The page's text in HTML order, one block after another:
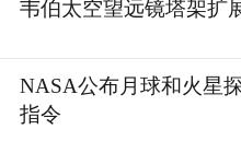
韦伯太空望远镜塔架扩
NASA公布月球和火星
指令